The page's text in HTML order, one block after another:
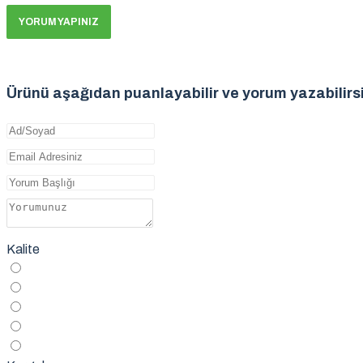
YORUM YAPINIZ
Ürünü aşağıdan puanlayabilir ve yorum
Kalite